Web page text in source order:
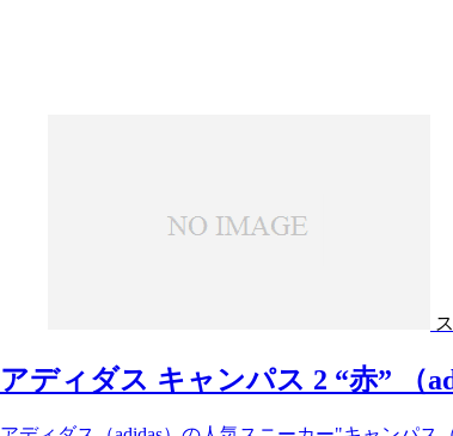
アディダス キャンパス 2 “赤” （